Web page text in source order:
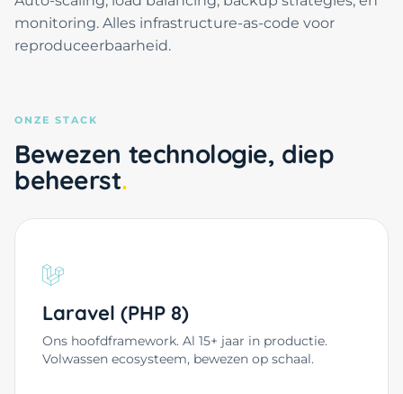
monitoring. Alles infrastructure-as-code voor
reproduceerbaarheid.
ONZE STACK
Bewezen technologie, diep
beheerst
Laravel (PHP 8)
Ons hoofdframework. Al 15+ jaar in productie.
Volwassen ecosysteem, bewezen op schaal.